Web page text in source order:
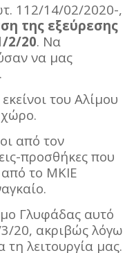
112/14/02/2020-,
της εξεύρεσης
2/20. Να
να μας
του Αλίμου
από τον
προσθήκες που
το ΜΚΙΕ
Γλυφάδας αυτό
20, ακριβώς λόγω
λειτουργία μας.